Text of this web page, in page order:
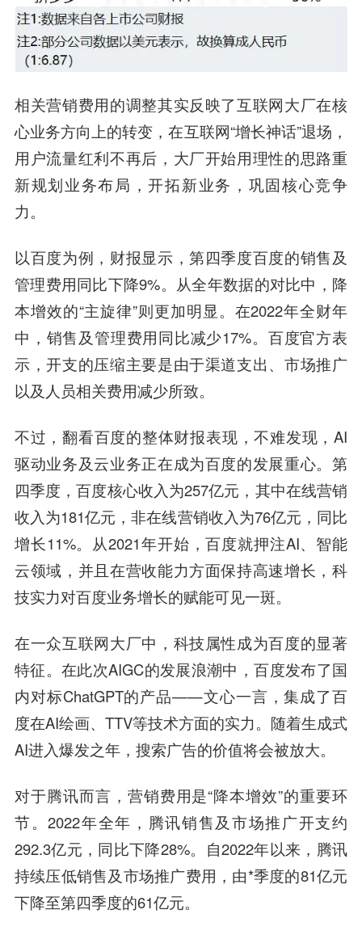
相关营销费用的调整其实反映了互联网大厂在核
心业务方向上的转变，在互联网“增长神话”退场，
用户流量红利不再后，大厂开始用理性的思路重
新规划业务布局，开拓新业务，巩固核心竞争
力。
以百度为例，财报显示，第四季度百度的销售及
管理费用同比下降9%。从全年数据的对比中，降
本增效的“主旋律”则更加明显。在2022年全财年
中，销售及管理费用同比减少17%。百度官方表
示，开支的压缩主要是由于渠道支出、市场推广
以及人员相关费用减少所致。
不过，翻看百度的整体财报表现，不难发现，AI
驱动业务及云业务正在成为百度的发展重心。第
四季度，百度核心收入为257亿元，其中在线营销
收入为181亿元，非在线营销收入为76亿元，同比
增长11%。从2021年开始，百度就押注AI、智能
云领域，并且在营收能力方面保持高速增长，科
技实力对百度业务增长的赋能可见一斑。
在一众互联网大厂中，科技属性成为百度的显著
特征。在此次AIGC的发展浪潮中，百度发布了国
内对标ChatGPT的产品——文心一言，集成了百
度在AI绘画、TTV等技术方面的实力。随着生成式
AI进入爆发之年，搜索广告的价值将会被放大。
对于腾讯而言，营销费用是“降本增效”的重要环
节。2022年全年，腾讯销售及市场推广开支约
292.3亿元，同比下降28%。自2022年以来，腾讯
持续压低销售及市场推广费用，由*季度的81亿元
下降至第四季度的61亿元。